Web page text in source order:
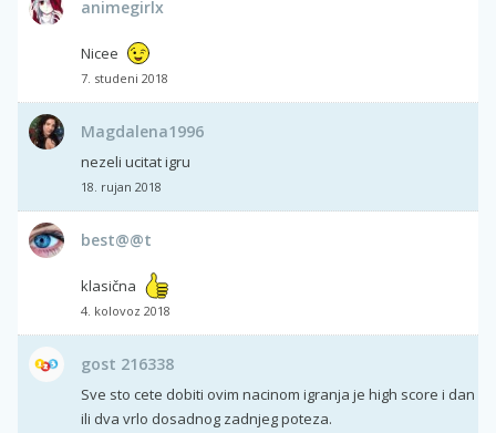
animegirlx
Nicee
7. studeni 2018
Magdalena1996
nezeli ucitat igru
18. rujan 2018
best@@t
klasična
4. kolovoz 2018
gost 216338
Sve sto cete dobiti ovim nacinom igranja je high score i dan
ili dva vrlo dosadnog zadnjeg poteza.